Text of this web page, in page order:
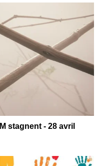
stagnent - 28 avril